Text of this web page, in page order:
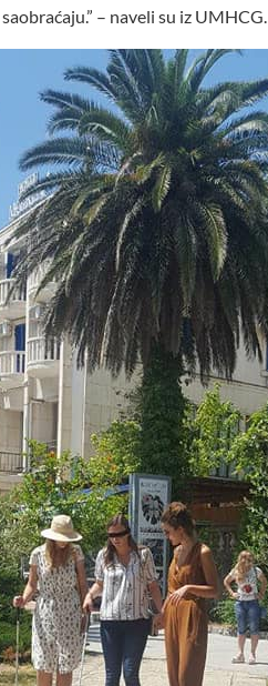
– naveli su iz UMHCG.